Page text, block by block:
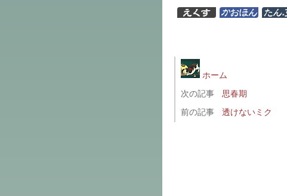
ホーム
次の記事
思春期
前の記事
透けないミク